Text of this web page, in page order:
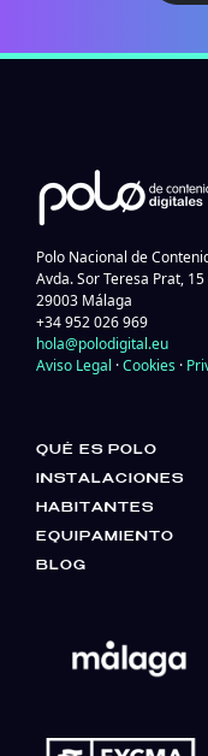
Polo Nacional de
Avda. Sor Teresa Prat,
29003 Málaga
+34 952 026 969
hola@polodigital.eu
Aviso Legal ·Cookies ·
QUÉ ES POLO
INSTALACIONES
HABITANTES
EQUIPAMIENTO
BLOG